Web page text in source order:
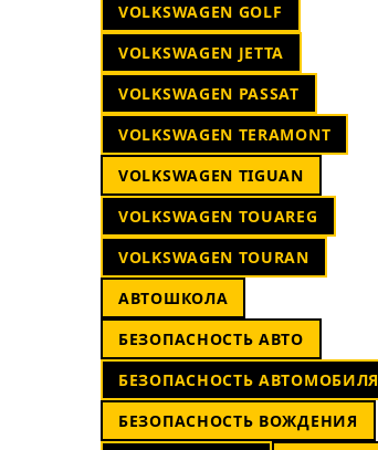
VOLKSWAGEN GOLF
VOLKSWAGEN JETTA
VOLKSWAGEN PASSAT
VOLKSWAGEN TERAMONT
VOLKSWAGEN TIGUAN
VOLKSWAGEN TOUAREG
VOLKSWAGEN TOURAN
АВТОШКОЛА
БЕЗОПАСНОСТЬ АВТО
БЕЗОПАСНОСТЬ АВТОМОБИЛЯ
БЕЗОПАСНОСТЬ ВОЖДЕНИЯ